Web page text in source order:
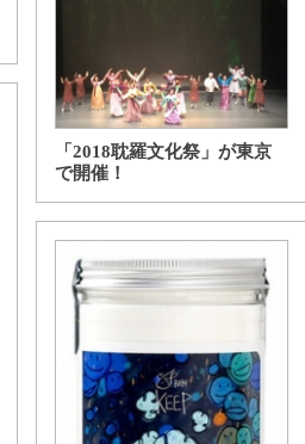
「2018耽羅文化祭」が東京
で開催！